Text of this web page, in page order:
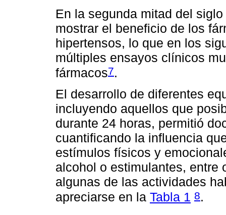
En la segunda mitad del
mostrar el beneficio de los
hipertensos, lo que en los
múltiples ensayos clínicos
fármacos7.
El desarrollo de diferentes
incluyendo aquellos que
durante 24 horas, permitió
cuantificando la influencia
estímulos físicos y
alcohol o estimulantes, entre
algunas de las actividades
apreciarse en la Tabla 1 8.